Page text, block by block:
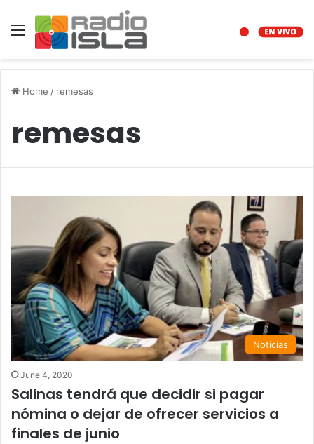
Menu
Home / remesas
remesas
Noticias
June 4, 2020
Salinas tendrá que decidir si pagar
nómina o dejar de ofrecer servicios a
finales de junio